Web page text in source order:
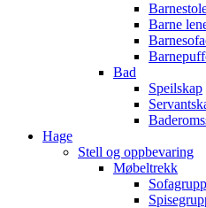
Barne
Bad
Speilskap
Hage
Stell og oppbevaring
Møbeltrekk